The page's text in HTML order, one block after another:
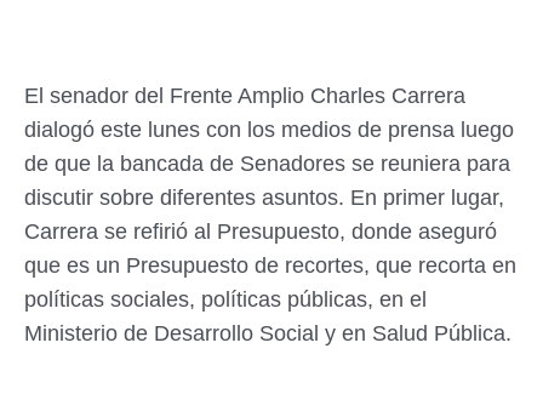
El senador del Frente Amplio Charles Carrera
dialogó este lunes con los medios de prensa luego
de que la bancada de Senadores se reuniera para
discutir sobre diferentes asuntos. En primer lugar,
Carrera se refirió al Presupuesto, donde aseguró
que es un Presupuesto de recortes, que recorta en
políticas sociales, políticas públicas, en el
Ministerio de Desarrollo Social y en Salud Pública.